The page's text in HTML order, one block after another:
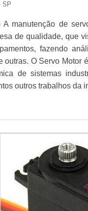
SP
A manutenção de
de qualidade, que
fazendo
outras. O Servo Motor
de sistemas
outros trabalhos da